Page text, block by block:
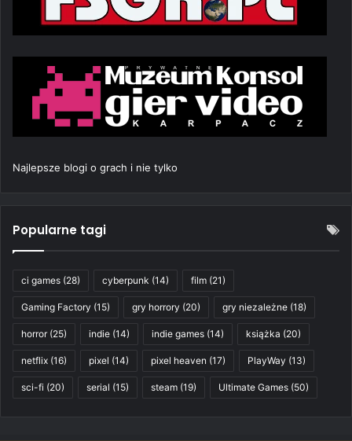
Najlepsze blogi o grach i nie tylko
Popularne tagi
ci games (28) cyberpunk (14) film (21)
Gaming Factory (15) gry horrory (20) gry niezależne (18)
horror(25) indie (14) indie games (14) książka (20)
netflix (16) pixel (14) pixel heaven (17) PlayWay (13)
sci-fi (20) serial (15) steam (19) Ultimate Games (50)